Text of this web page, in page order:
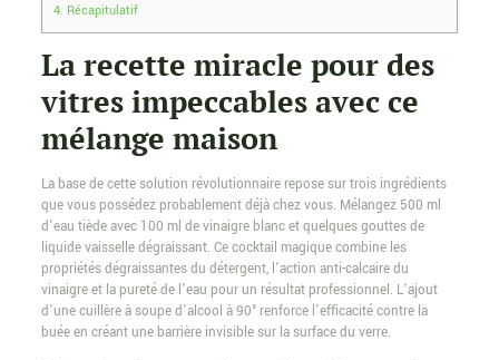
4. Récapitulatif
La recette miracle pour des
vitres impeccables avec ce
mélange maison
La base de cette solution révolutionnaire repose sur trois ingrédients
que vous possédez probablement déjà chez vous. Mélangez 500 ml
d’eau tiède avec 100 ml de vinaigre blanc et quelques gouttes de
liquide vaisselle dégraissant. Ce cocktail magique combine les
propriétés dégraissantes du détergent, l’action anti-calcaire du
vinaigre et la pureté de l’eau pour un résultat professionnel. L’ajout
d’une cuillère à soupe d’alcool à 90° renforce l’efficacité contre la
buée en créant une barrière invisible sur la surface du verre.